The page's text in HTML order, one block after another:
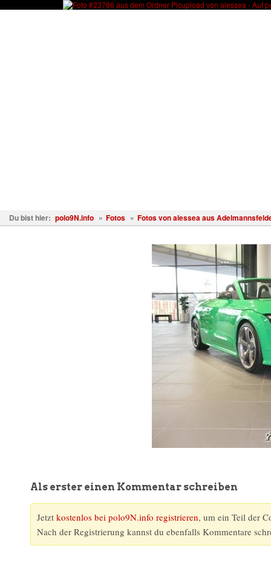
Du bist hier: polo9N.info » Fotos » Fotos von alessea aus
Als erster einen Kommentar schreiben
Jetzt kostenlos bei polo9N.info registrieren, um ein Teil der
Nach der Registrierung kannst du ebenfalls Kommentare